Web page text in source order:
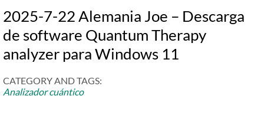
2025-7-22 Alemania Joe – Descarga
de software Quantum Therapy
analyzer para Windows 11
CATEGORY AND TAGS:
Analizador cuántico​